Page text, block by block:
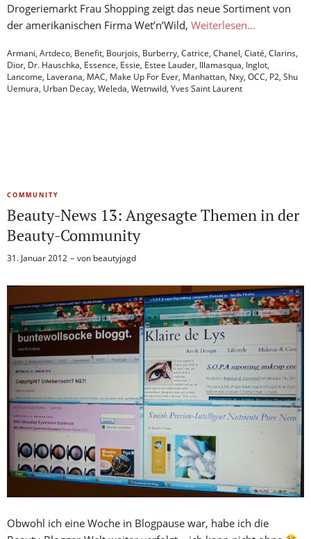
Drogeriemarkt Frau Shopping zeigt das neue Sortiment von
der amerikanischen Firma Wet’n’Wild, Weiterlesen…
Armani, Artdeco, Benefit, Bourjois, Burberry, Catrice, Chanel, Ciaté, Clarins,
Dior, Dr. Hauschka, Essence, Essie, Estee Lauder, Illamasqua, Inglot,
Lancome, Laverana, MAC, Make Up For Ever, Manhattan, Nxy, OCC, P2, Shu
Uemura, Urban Decay, Weleda, Wetnwild, Yves Saint Laurent
COMMUNITY
Beauty-News 13: Angesagte Themen in der
Beauty-Community
31. Januar 2012 von beautyjagd
Obwohl ich eine Woche in Blogpause war, habe ich die